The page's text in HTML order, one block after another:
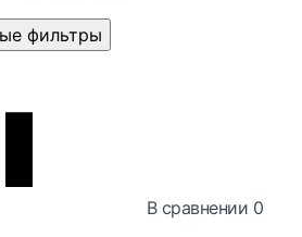
фильтры
В сравнении 0